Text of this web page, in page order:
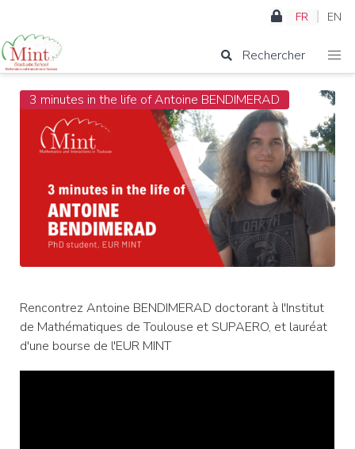
FR EN
Rechercher
3 minutes in the life of Antoine BENDIMERAD
Rencontrez Antoine BENDIMERAD doctorant à l'Institut
de Mathématiques de Toulouse et SUPAERO, et lauréat
d'une bourse de l'EUR MINT